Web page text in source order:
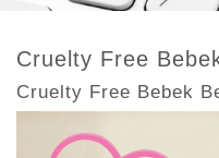
Cruelty Free
Cruelty Free Bebek